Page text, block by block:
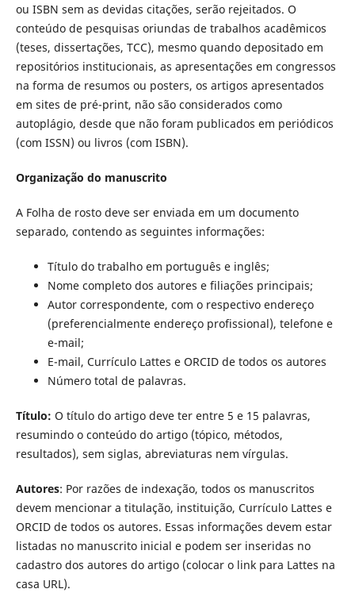
ou ISBN sem as devidas citações, serão rejeitados. O
conteúdo de pesquisas oriundas de trabalhos acadêmicos
(teses, dissertações, TCC), mesmo quando depositado em
repositórios institucionais, as apresentações em congressos
na forma de resumos ou posters, os artigos apresentados
em sites de pré-print, não são considerados como
autoplágio, desde que não foram publicados em periódicos
(com ISSN) ou livros (com ISBN).
Organização do manuscrito
A Folha de rosto deve ser enviada em um documento
separado, contendo as seguintes informações:
Título do trabalho em português e inglês;
Nome completo dos autores e filiações principais;
Autor correspondente, com o respectivo endereço
(preferencialmente endereço profissional), telefone e
e-mail;
E-mail, Currículo Lattes e ORCID de todos os autores
Número total de palavras.
Título: O título do artigo deve ter entre 5 e 15 palavras,
resumindo o conteúdo do artigo (tópico, métodos,
resultados), sem siglas, abreviaturas nem vírgulas.
Autores: Por razões de indexação, todos os manuscritos
devem mencionar a titulação, instituição, Currí­culo Lattes e
ORCID de todos os autores. Essas informações devem estar
listadas no manuscrito inicial e podem ser inseridas no
cadastro dos autores do artigo (colocar o link para Lattes na
casa URL).